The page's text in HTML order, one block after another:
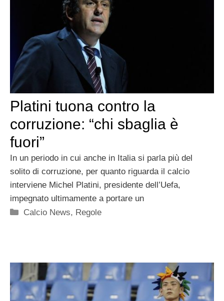
Platini tuona contro la
corruzione: “chi sbaglia è
fuori”
In un periodo in cui anche in Italia si parla più del
solito di corruzione, per quanto riguarda il calcio
interviene Michel Platini, presidente dell’Uefa,
impegnato ultimamente a portare un
Categorie
Calcio News, Regole